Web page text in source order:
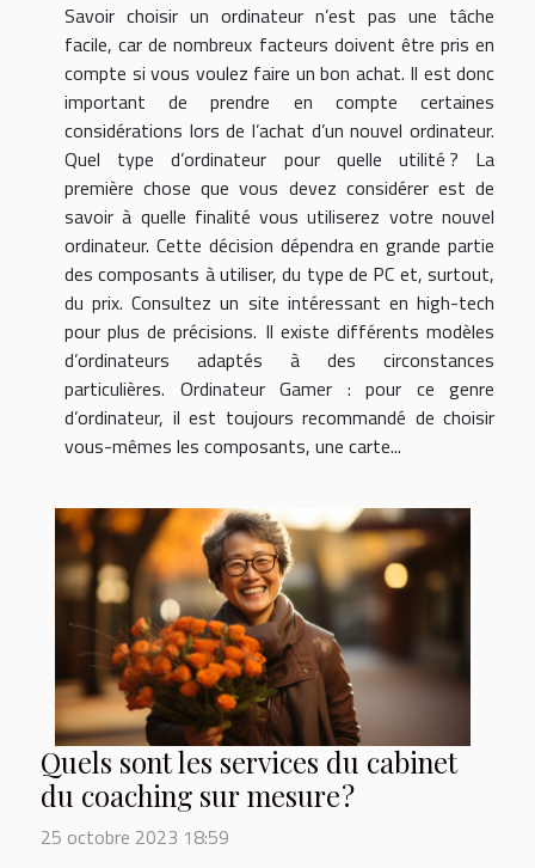
Savoir choisir un ordinateur n’est pas une tâche
facile, car de nombreux facteurs doivent être pris en
compte si vous voulez faire un bon achat. Il est donc
important de prendre en compte certaines
considérations lors de l’achat d’un nouvel ordinateur.
Quel type d’ordinateur pour quelle utilité ? La
première chose que vous devez considérer est de
savoir à quelle finalité vous utiliserez votre nouvel
ordinateur. Cette décision dépendra en grande partie
des composants à utiliser, du type de PC et, surtout,
du prix. Consultez un site intéressant en high-tech
pour plus de précisions. Il existe différents modèles
d’ordinateurs adaptés à des circonstances
particulières. Ordinateur Gamer : pour ce genre
d’ordinateur, il est toujours recommandé de choisir
vous-mêmes les composants, une carte...
Quels sont les services du cabinet
du coaching sur mesure ?
25 octobre 2023 18:59